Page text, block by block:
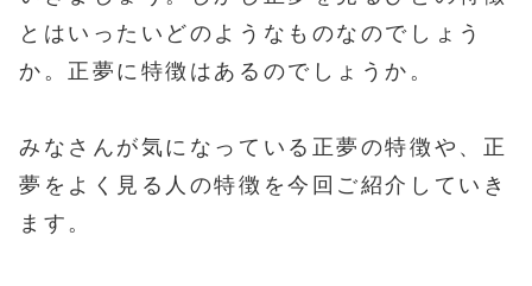
とはいったいどのようなものなのでしょう
か。正夢に特徴はあるのでしょうか。
みなさんが気になっている正夢の特徴や、正
夢をよく見る人の特徴を今回ご紹介していき
ます。